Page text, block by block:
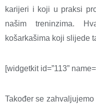
karijeri i koji u praksi
našim treninzima.
košarkašima koji slijede
[widgetkit id=”113”
Također se